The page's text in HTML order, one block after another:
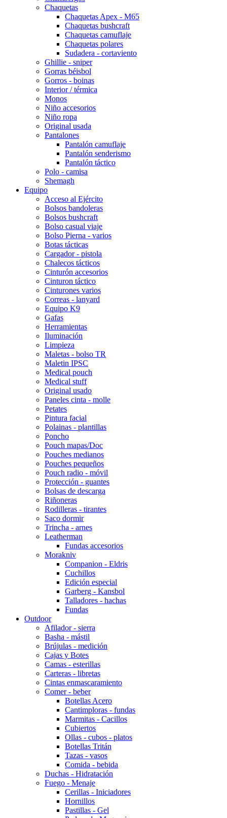
Chaquetas
Chaquetas Apex - M65
Chaquetas bushcraft
Chaquetas camuflaje
Chaquetas polares
Sudadera - cortaviento
Ghillie - sniper
Gorras béisbol
Gorros - boinas
Interior / térmica
Monos
Niño accesorios
Niño ropa
Original usada
Pantalones
Pantalón camuflaje
Pantalón senderismo
Pantalón táctico
Polo - camisa
Shemagh
Equipo
Acceso al Ejército
Bolsos bandoleras
Bolsos bushcraft
Bolso casual viaje
Bolso Pierna - varios
Botas tácticas
Cargador - pistola
Chalecos tácticos
Cinturón accesorios
Cinturon táctico
Cinturones varios
Correas - lanyard
Equipo K9
Gafas
Herramientas
Iluminación
Limpieza
Maletas - bolso TR
Maletin IPSC
Medical pouch
Medical stuff
Original usado
Paneles cinta - molle
Petates
Pintura facial
Polainas - plantillas
Poncho
Pouch mapas/Doc
Pouches medianos
Pouches pequeños
Pouch radio - móvil
Protección - guantes
Bolsas de descarga
Riñoneras
Rodilleras - tirantes
Saco dormir
Trincha - arnes
Leatherman
Fundas accesorios
Morakniv
Companion - Eldris
Cuchillos
Edición especial
Garberg - Kansbol
Talladores - hachas
Fundas
Outdoor
Afilador - sierra
Basha - mástil
Brújulas - medición
Cajas y Botes
Camas - esterillas
Carteras - libretas
Cintas enmascaramiento
Comer - beber
Botellas Acero
Cantimploras - fundas
Marmitas - Cacillos
Cubiertos
Ollas - cubos - platos
Botellas Tritán
Tazas - vasos
Comida - bebida
Duchas - Hidratación
Fuego - Menaje
Cerillas - Iniciadores
Hornillos
Pastillas - Gel